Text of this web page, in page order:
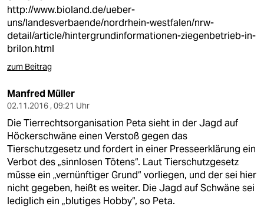
http://www.bioland.de/ueber-
uns/landesverbaende/nordrhein-westfalen/nrw-
detail/article/hintergrundinformationen-ziegenbetrieb-in-
brilon.html
zum Beitrag
Manfred Müller
02.11.2016 , 09:21 Uhr
Die Tierrechtsorganisation Peta sieht in der Jagd auf
Höckerschwäne einen Verstoß gegen das
Tierschutzgesetz und fordert in einer Presseerklärung ein
Verbot des „sinnlosen Tötens“. Laut Tierschutzgesetz
müsse ein „vernünftiger Grund“ vorliegen, und der sei hier
nicht gegeben, heißt es weiter. Die Jagd auf Schwäne sei
lediglich ein „blutiges Hobby“, so Peta.